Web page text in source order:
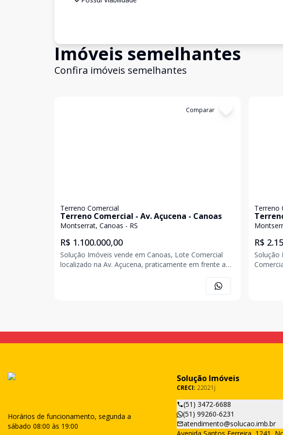
Imóveis semelhantes
Confira imóveis semelhantes
Comparar
Terreno Comercial
Terreno Comercial - Av. Açucena - Canoas
Montserrat, Canoas - RS
R$ 1.100.000,00
Solução Imóveis vende em Canoas, Lote Comercial
localizado na Av. Açucena, praticamente em frente ao
medindo 12,00m x 32,00m. Avenida localizada em
bairro classe média alta, próxima ao ParkShopping
Terreno
R$
Solução
Horários de funcionamento, segunda a
sábado 08:00 às 19:00
Solução Imóveis
CRECI: 22021j
(51) 3472-6688
(51) 99260-6231
atendimento@solucao.imb.br